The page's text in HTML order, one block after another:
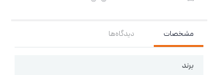
مشخصات دیدگاه‌ها
برند